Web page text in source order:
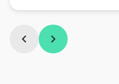
chevron_left chevron_right